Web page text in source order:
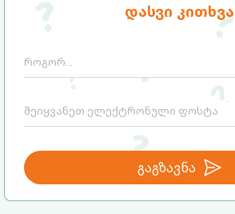
დასვი კითხვა
გაგზავნა